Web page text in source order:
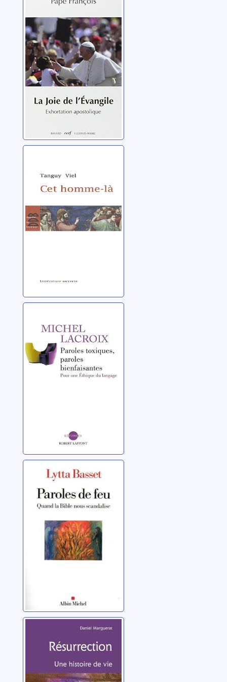
exhortation
apostolique
François (pape) pape
Viel, Tanguy
paroles
bienfaisantes:
pour une éthique
du langage
Lacroix, Michel
Paroles de feu:
quand la Bible
nous scandalise
Résurrection:
une histoire de
Marguerat, Daniel